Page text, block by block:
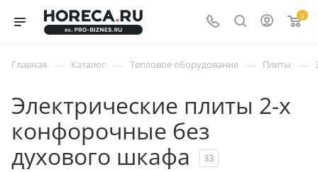
0
Главная — Каталог — Тепловое оборудование — Плиты —
Электрические плиты 2-х
конфорочные без
духового шкафа
33